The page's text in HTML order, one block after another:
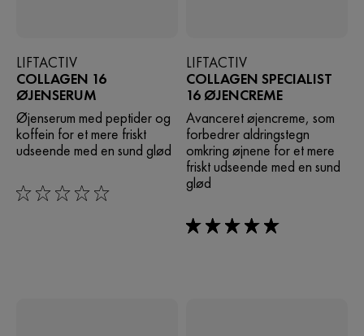
LIFTACTIV
COLLAGEN 16
ØJENSERUM
Øjenserum med peptider og
koffein for et mere friskt
udseende med en sund glød
0/5
LIFTACTIV
COLLAGEN SPECIALIST
16 ØJENCREME
Avanceret øjencreme, som
forbedrer aldringstegn
omkring øjnene for et mere
friskt udseende med en sund
glød
5/5